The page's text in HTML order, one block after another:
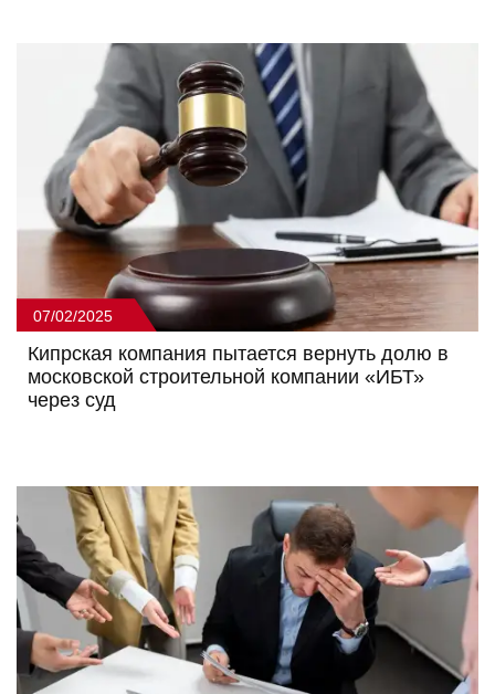
07/02/2025
Кипрская компания пытается вернуть долю в
московской строительной компании «ИБТ»
через суд